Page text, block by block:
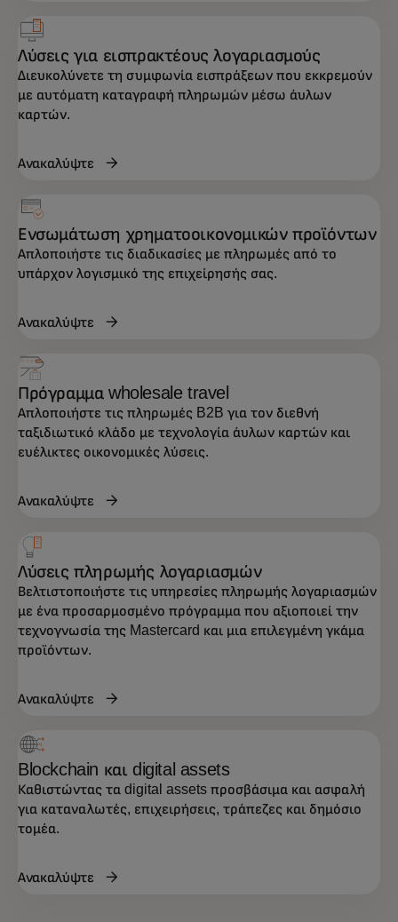
Λύσεις για εισπρακτέους λογαριασμούς
Διευκολύνετε τη συμφωνία εισπράξεων που εκκρεμούν
με αυτόματη καταγραφή πληρωμών μέσω άυλων
καρτών.
Ανακαλύψτε
Ενσωμάτωση χρηματοοικονομικών προϊόντων
Απλοποιήστε τις διαδικασίες με πληρωμές από το
υπάρχον λογισμικό της επιχείρησής σας.
Ανακαλύψτε
Πρόγραμμα wholesale travel
Απλοποιήστε τις πληρωμές B2B για τον διεθνή
ταξιδιωτικό κλάδο με τεχνολογία άυλων καρτών και
ευέλικτες οικονομικές λύσεις.
Ανακαλύψτε
Λύσεις πληρωμής λογαριασμών
Βελτιστοποιήστε τις υπηρεσίες πληρωμής λογαριασμών
με ένα προσαρμοσμένο πρόγραμμα που αξιοποιεί την
τεχνογνωσία της Mastercard και μια επιλεγμένη γκάμα
προϊόντων.
Ανακαλύψτε
Blockchain και digital assets
Καθιστώντας τα digital assets προσβάσιμα και ασφαλή
για καταναλωτές, επιχειρήσεις, τράπεζες και δημόσιο
τομέα.
Ανακαλύψτε